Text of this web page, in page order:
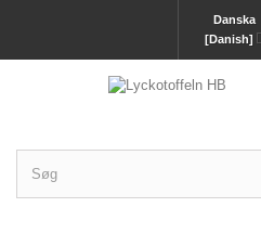
Danska
[Danish]